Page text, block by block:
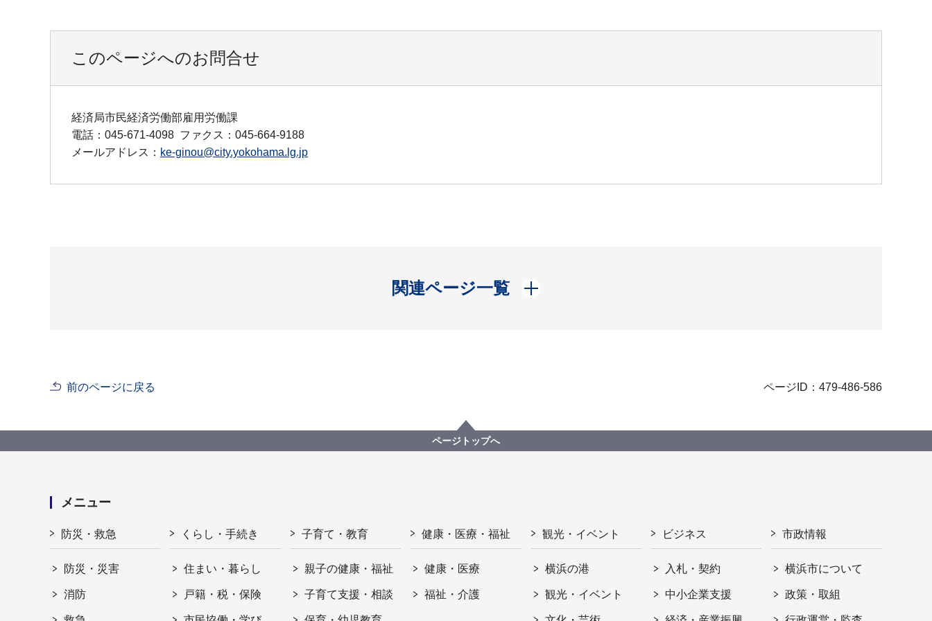
このページへのお問合せ
経済局市民経済労働部雇用労働課
電話：045-671-4098 ファクス：045-664-9188
メールアドレス： ke-ginou@city.yokohama.lg.jp
関連ページ一覧
開く
前のページに戻る ページID：479-486-586
ページトップへ
メニュー
防災・救急
防災・災害
消防
くらし・手続き
住まい・暮らし
戸籍・税・保険
子育て・教育
親子の健康・福祉
子育て支援・相談
健康・医療・福祉
健康・医療
福祉・介護
観光・イベント
横浜の港
観光・イベント
ビジネス
入札・契約
中小企業支援
市政情報
横浜市について
政策・取組